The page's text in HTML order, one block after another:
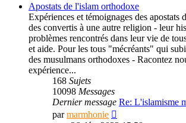
Apostats de l'islam orthodoxe
Expériences et témoignages des apostats
des convertis à une autre religion - leur
problèmes rencontrés dans leur vie de
et aide. Pour les tous "mécréants" qui
des musulmans orthodoxes - Racontez
expérience...
168 Sujets
10098 Messages
Dernier message Re: L'islamisme
parmarmhonie